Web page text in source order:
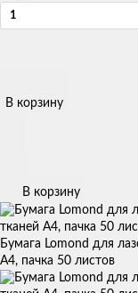
В корзину
В корзину
Бумага Lomond для
А4, пачка 50 листов